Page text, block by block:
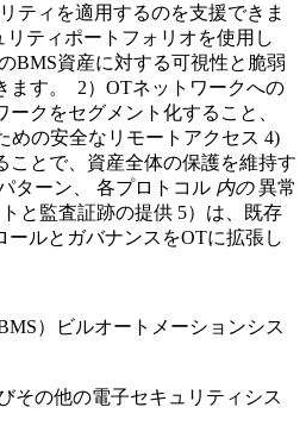
ティを適用するのを支援できま
ティポートフォリオを使用し
BMS資産に対する可視性と脆弱
ます。 2）OTネットワークへの
クをセグメント化すること、
めの安全なリモートアクセス 4)
ことで、資産全体の保護を維持す
ターン、 各プロトコル 内の異常
と監査証跡の提供 5）は、既存
ルとガバナンスをOTに拡張し
）ビルオートメーションシス
その他の電子セキュリティシス